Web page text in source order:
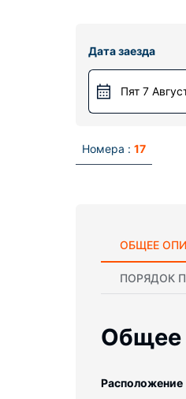
Дата заезда
Пят 7
Номера : 17
ОБЩЕЕ
ПОРЯДОК
Общее
Pасположение